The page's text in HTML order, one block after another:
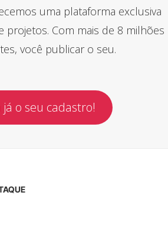
uma plataforma exclusiva
projetos. Com mais de 8 milhões
você publicar o seu.
já o seu cadastro!